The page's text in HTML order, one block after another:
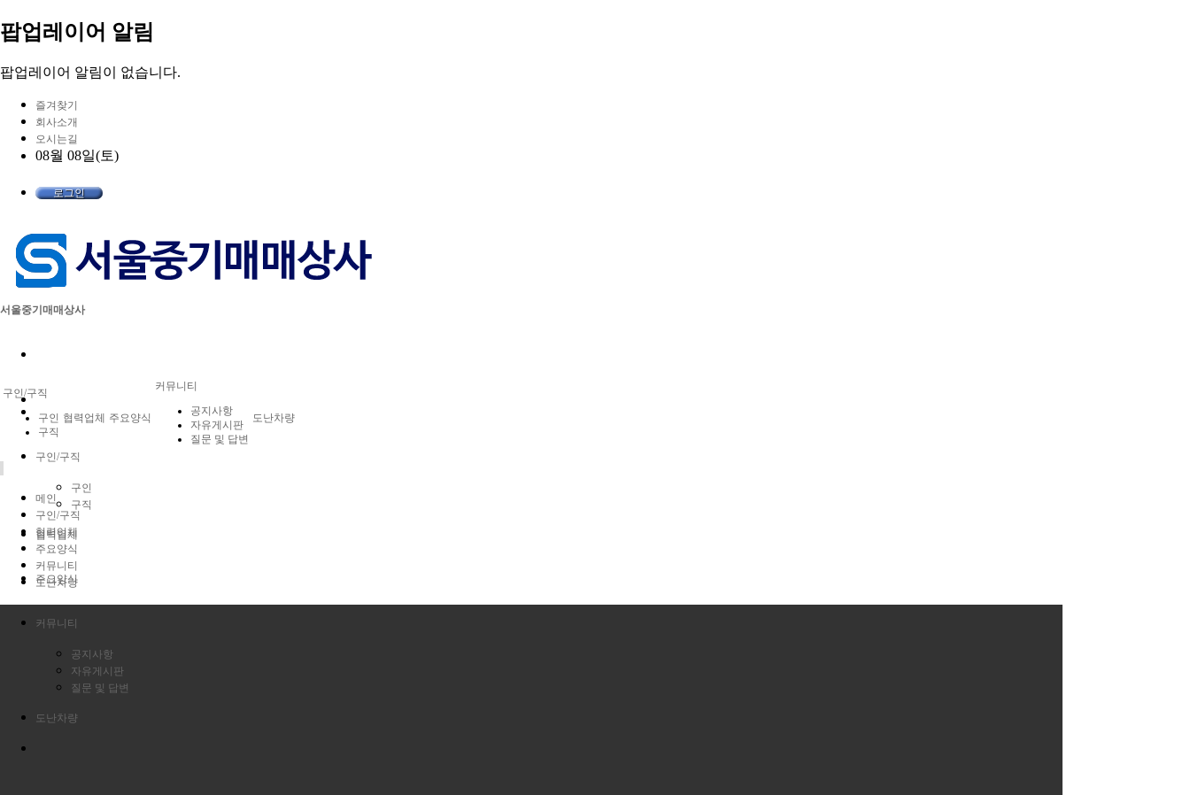
팝업레이어 알림
팝업레이어 알림이 없습니다.
즐겨찾기
회사소개
오시는길
08월 08일(토)
로그인
서울중기매매상사
구인/구직
구인
구직
협력업체
주요양식
커뮤니티
공지사항
자유게시판
질문 및 답변
도난차량
구인/구직
구인
구직
협력업체 주요양식
커뮤니티
공지사항
자유게시판
질문 및 답변
도난차량
메인
구인/구직
협력업체
주요양식
커뮤니티
도난차량